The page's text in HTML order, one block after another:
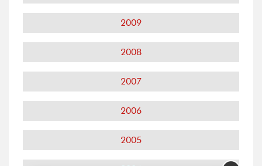
2009
2008
2007
2006
2005